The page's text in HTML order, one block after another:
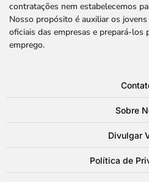
contratações nem estabelecemos
Nosso propósito é auxiliar os
oficiais das empresas e prepará-los
emprego.
Sobre
Divulgar
Política de